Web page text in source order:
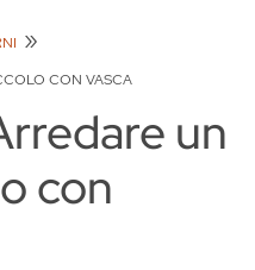
CON VASCA
un
con